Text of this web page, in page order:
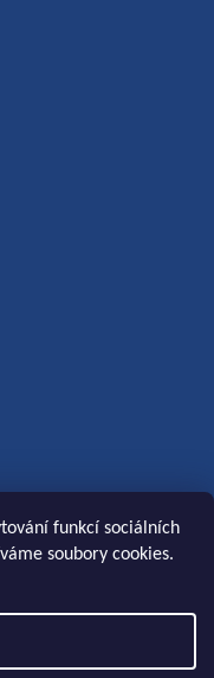
funkcí sociálních
soubory cookies.